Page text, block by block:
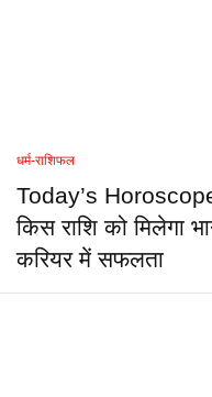
धर्म-राशिफल
Today’s
किस राशि को मिलेगा
करियर में सफलता